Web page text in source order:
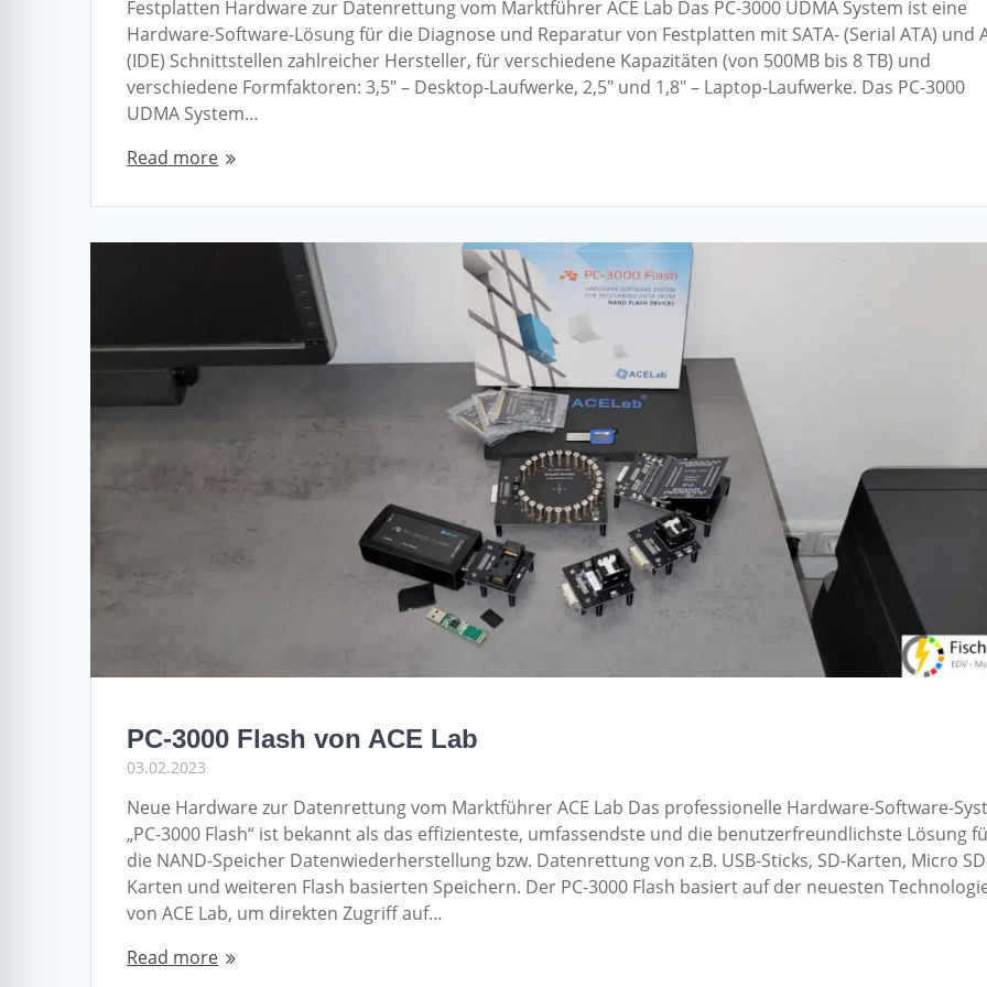
Festplatten Hardware zur Datenrettung vom Marktführer ACE Lab Das PC-3000 UDMA System ist eine
Hardware-Software-Lösung für die Diagnose und Reparatur von Festplatten mit SATA- (Serial ATA) und
(IDE) Schnittstellen zahlreicher Hersteller, für verschiedene Kapazitäten (von 500MB bis 8 TB) und
verschiedene Formfaktoren: 3,5″ – Desktop-Laufwerke, 2,5″ und 1,8″ – Laptop-Laufwerke. Das PC-3000
UDMA System…
Read more
PC-3000 Flash von ACE Lab
03.02.2023
Neue Hardware zur Datenrettung vom Marktführer ACE Lab Das professionelle Hardware-Software-
„PC-3000 Flash“ ist bekannt als das effizienteste, umfassendste und die benutzerfreundlichste Lösung
die NAND-Speicher Datenwiederherstellung bzw. Datenrettung von z.B. USB-Sticks, SD-Karten, Micro
Karten und weiteren Flash basierten Speichern. Der PC-3000 Flash basiert auf der neuesten
von ACE Lab, um direkten Zugriff auf…
Read more